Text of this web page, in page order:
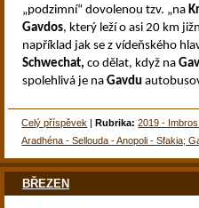
„podzimní“ dovolenou tzv. „na
Gavdos, který leží o asi 20 km
například jak se z vídeňského
Schwechat, co dělat, když na
spolehlivá je na Gavdu
Celý příspěvek |Rubrika: 2019 -
Aradhéna - Sellouda - Anopoli - Sfakia;
BŘEZEN